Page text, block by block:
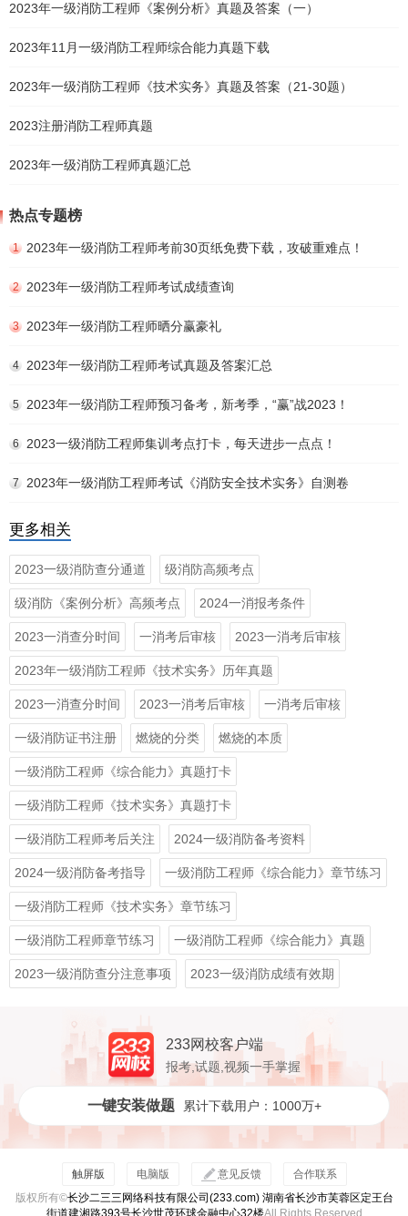
2023年一级消防工程师《案例分析》真题及答案（一）
2023年11月一级消防工程师综合能力真题下载
2023年一级消防工程师《技术实务》真题及答案（21-30题）
2023注册消防工程师真题
2023年一级消防工程师真题汇总
热点专题榜
1 2023年一级消防工程师考前30页纸免费下载，攻破重难点！
2 2023年一级消防工程师考试成绩查询
3 2023年一级消防工程师晒分赢豪礼
4 2023年一级消防工程师考试真题及答案汇总
5 2023年一级消防工程师预习备考，新考季，“赢”战2023！
6 2023一级消防工程师集训考点打卡，每天进步一点点！
7 2023年一级消防工程师考试《消防安全技术实务》自测卷
更多相关
2023一级消防查分通道 级消防高频考点
级消防《案例分析》高频考点 2024一消报考条件
2023一消查分时间 一消考后审核 2023一消考后审核
2023年一级消防工程师《技术实务》历年真题
2023一消查分时间 2023一消考后审核 一消考后审核
一级消防证书注册 燃烧的分类 燃烧的本质
一级消防工程师《综合能力》真题打卡
一级消防工程师《技术实务》真题打卡
一级消防工程师考后关注 2024一级消防备考资料
2024一级消防备考指导 一级消防工程师《综合能力》章节练习
一级消防工程师《技术实务》章节练习
一级消防工程师章节练习 一级消防工程师《综合能力》真题
2023一级消防查分注意事项 2023一级消防成绩有效期
233网校客户端
报考,试题,视频一手掌握
一键安装做题 累计下载用户：1000万+
触屏版 电脑版 意见反馈
合作联系
版权所有©长沙二三三网络科技有限公司(233.com) 湖南省长沙市芙蓉区定王台